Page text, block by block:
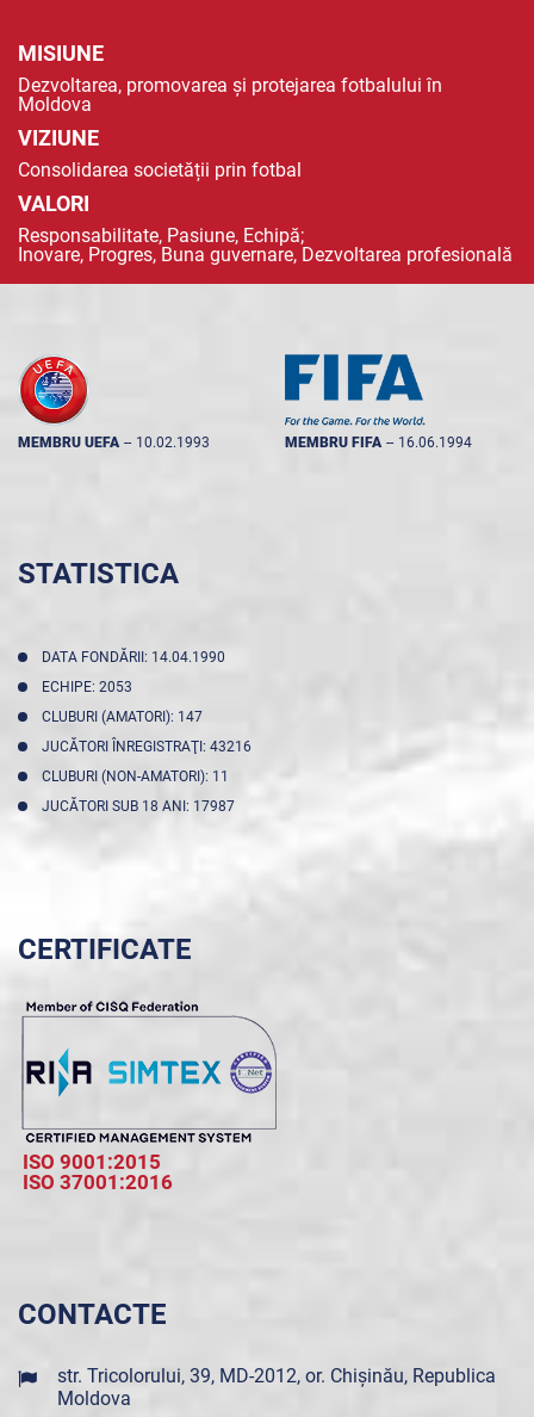
MISIUNE
Dezvoltarea, promovarea și protejarea fotbalului în
Moldova
VIZIUNE
Consolidarea societății prin fotbal
VALORI
Responsabilitate, Pasiune, Echipă;
Inovare, Progres, Buna guvernare, Dezvoltarea profesională
MEMBRU UEFA -- 10.02.1993 MEMBRU FIFA -- 16.06.1994
STATISTICA
DATA FONDĂRII: 14.04.1990
ECHIPE: 2053
CLUBURI (AMATORI): 147
JUCĂTORI ÎNREGISTRAŢI: 43216
CLUBURI (NON-AMATORI): 11
JUCĂTORI SUB 18 ANI: 17987
CERTIFICATE
ISO 9001:2015
ISO 37001:2016
CONTACTE
str. Tricolorului, 39, MD-2012, or. Chișinău, Republica
Moldova